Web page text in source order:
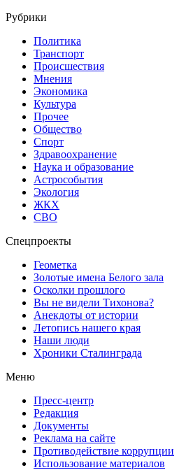
Рубрики
Политика
Транспорт
Происшествия
Мнения
Экономика
Культура
Прочее
Общество
Спорт
Здравоохранение
Наука и образование
Астрособытия
Экология
ЖКХ
СВО
Спецпроекты
Геометка
Золотые имена Белого зала
Осколки прошлого
Вы не видели Тихонова?
Анекдоты от истории
Летопись нашего края
Наши люди
Хроники Сталинграда
Меню
Пресс-центр
Редакция
Документы
Реклама на сайте
Противодействие коррупции
Использование материалов